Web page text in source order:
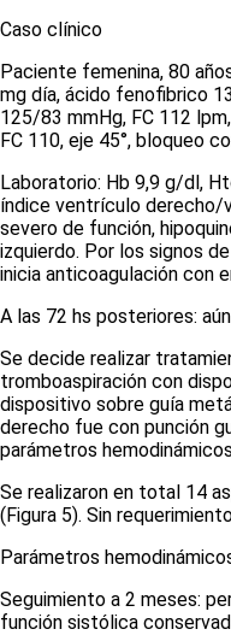
Caso clínico
Paciente femenina, 80
mg día, ácido fenofibrico
125/83 mmHg, FC 112
FC 110, eje 45°, bloqueo
Laboratorio: Hb 9,9 g/dl,
índice ventrículo derecho/
severo de función,
izquierdo. Por los signos
inicia anticoagulación con
A las 72 hs posteriores:
Se decide realizar
tromboaspiración con
dispositivo sobre guía
derecho fue con punción
parámetros
Se realizaron en total 14
(Figura 5). Sin
Parámetros
Seguimiento a 2 meses:
función sistólica